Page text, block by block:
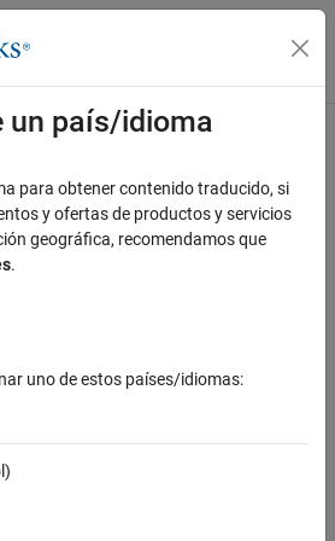
menú de navegación
rmdir(
la carpeta
un país/idioma
para obtener contenido traducido, si
y ofertas de productos y servicios
geográfica, recomendamos que
.
uno de estos países/idiomas: